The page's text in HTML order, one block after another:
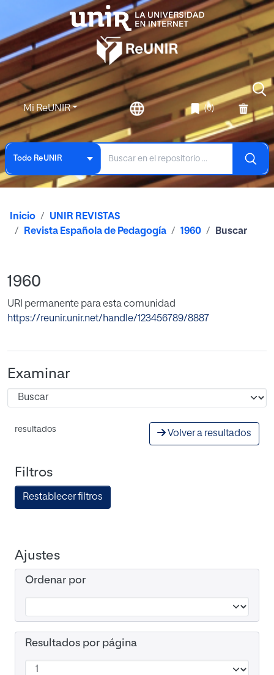
Mi ReUNIR (0)
Todo ReUNIR
Inicio
UNIR REVISTAS
Revista Española de Pedagogía
1960 Buscar
1960
URI permanente para esta comunidad
https://reunir.unir.net/handle/123456789/8887
Examinar
resultados Volver a resultados
Filtros
Restablecer filtros
Ajustes
Ordenar por
Resultados por página